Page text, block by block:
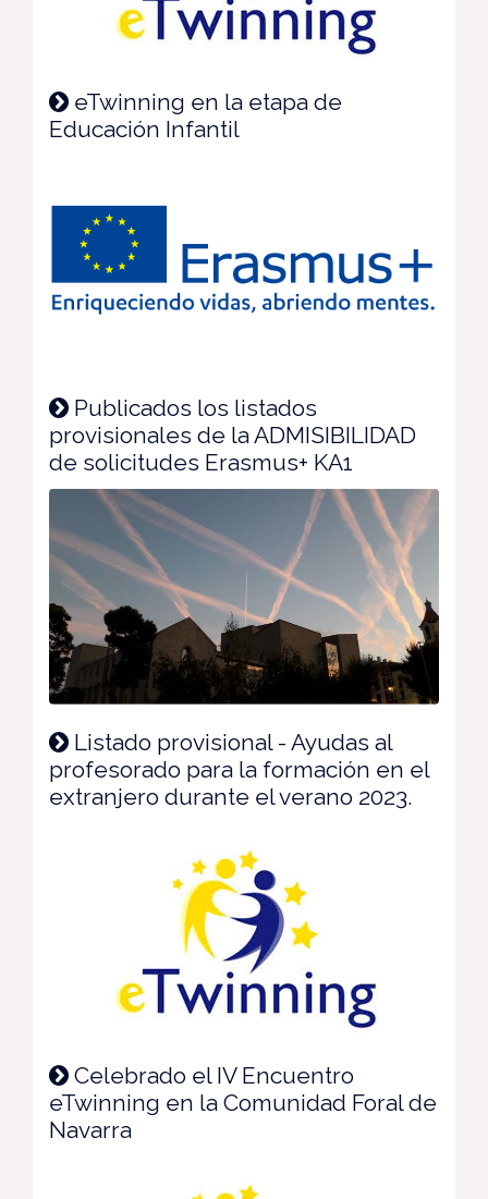
eTwinning en la etapa de
Educación Infantil
Publicados los listados
provisionales de la ADMISIBILIDAD
de solicitudes Erasmus+ KA1
Listado provisional - Ayudas al
profesorado para la formación en el
extranjero durante el verano 2023.
Celebrado el IV Encuentro
eTwinning en la Comunidad Foral de
Navarra